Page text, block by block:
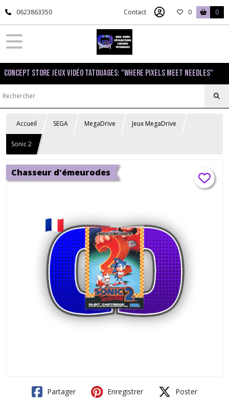
0623863350 Contact 0 0
Concept Store Jeux Vidéo Tatouages: "Where pixels meet needles"
Accueil SEGA MegaDrive Jeux MegaDrive
Sonic 2
Chasseur d'émeurodes
Partager Enregistrer Poster